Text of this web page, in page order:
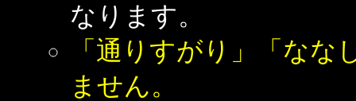
なります。
「通りすがり」「な
ません。